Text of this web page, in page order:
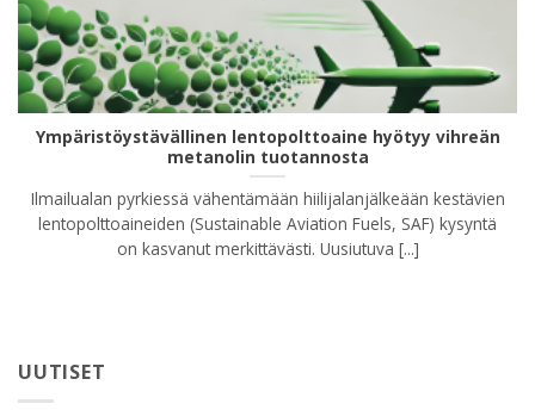
Ympäristöystävällinen lentopolttoaine hyötyy vihreän
metanolin tuotannosta
Ilmailualan pyrkiessä vähentämään hiilijalanjälkeään kestävien
lentopolttoaineiden (Sustainable Aviation Fuels, SAF) kysyntä
on kasvanut merkittävästi. Uusiutuva [...]
UUTISET